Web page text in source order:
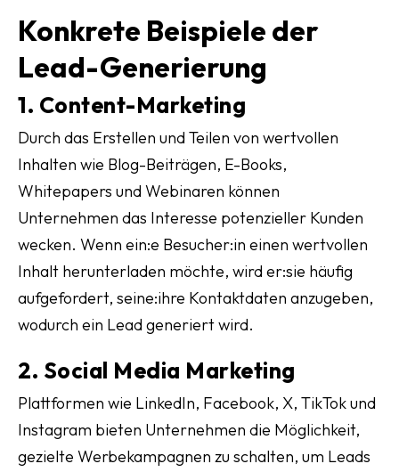
Konkrete Beispiele der
Lead-Generierung
1. Content-Marketing
Durch das Erstellen und Teilen von wertvollen
Inhalten wie Blog-Beiträgen, E-Books,
Whitepapers und Webinaren können
Unternehmen das Interesse potenzieller Kunden
wecken. Wenn ein:e Besucher:in einen wertvollen
Inhalt herunterladen möchte, wird er:sie häufig
aufgefordert, seine:ihre Kontaktdaten anzugeben,
wodurch ein Lead generiert wird.
2. Social Media Marketing
Plattformen wie LinkedIn, Facebook, X, TikTok und
Instagram bieten Unternehmen die Möglichkeit,
gezielte Werbekampagnen zu schalten, um Leads